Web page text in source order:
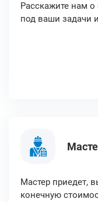
Расскажите нам
под ваши задачи
Мастер приедет,
конечную